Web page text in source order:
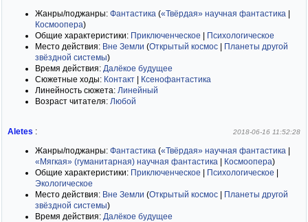
Жанры/поджанры: Фантастика («Твёрдая» научная фантастика
Космоопера)
Общие характеристики: Приключенческое
Психологическое
Место действия: Вне Земли (Открытый космос
Планеты другой
звёздной системы)
Время действия: Далёкое будущее
Сюжетные ходы: Контакт
Ксенофантастика
Линейность сюжета: Линейный
Возраст читателя: Любой
Aletes : 2018-06-16 11:52:28
Жанры/поджанры: Фантастика («Твёрдая» научная фантастика
«Мягкая» (гуманитарная) научная фантастика
Космоопера)
Общие характеристики: Приключенческое Психологическое
Экологическое
Место действия: Вне Земли (Открытый космос
Планеты другой
звёздной системы)
Время действия: Далёкое будущее